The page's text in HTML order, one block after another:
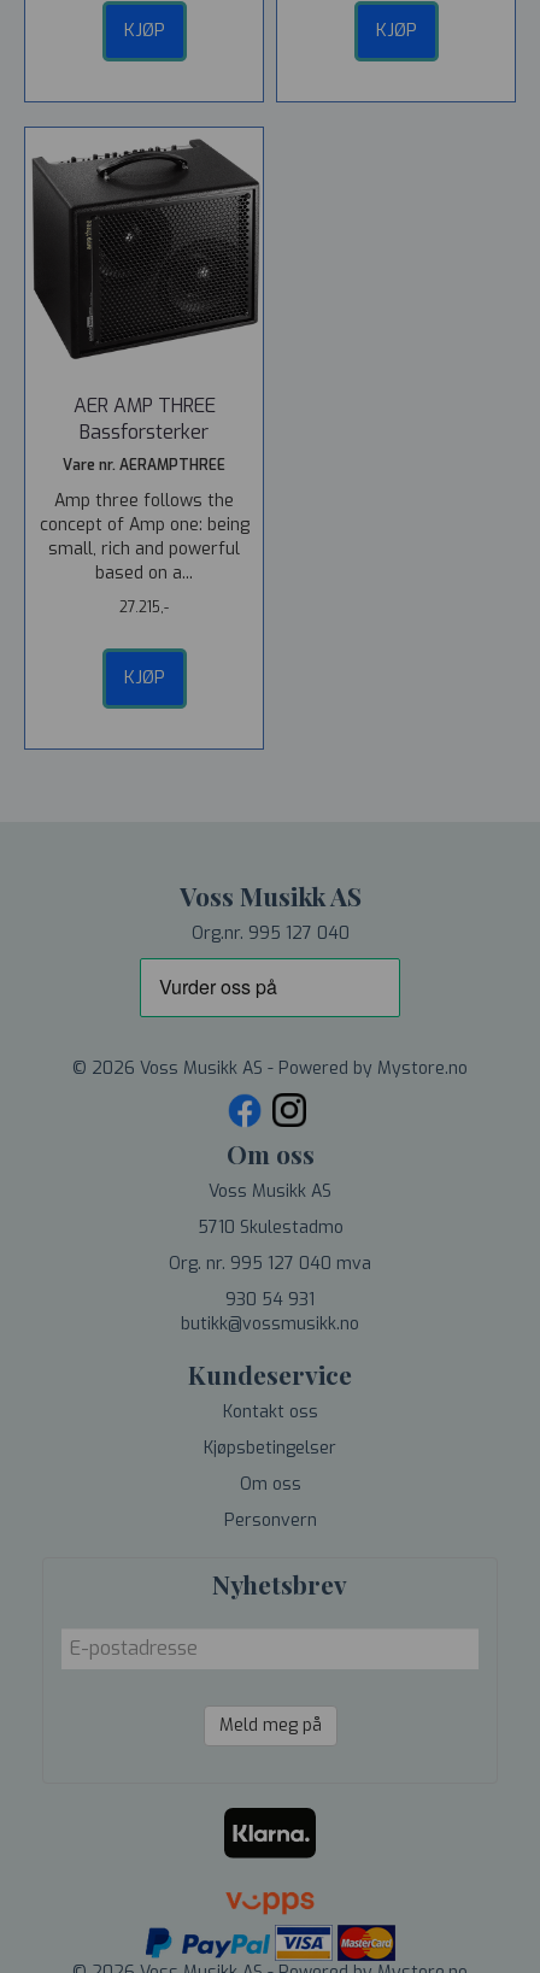
KJØP KJØP
AER AMP THREE
Bassforsterker
Vare nr. AERAMPTHREE
Amp three follows the
concept of Amp one: being
small, rich and powerful
based on a...
27.215,-
KJØP
Voss Musikk AS
Org.nr. 995 127 040
© 2026 Voss Musikk AS - Powered by Mystore.no
Om oss
Voss Musikk AS
5710 Skulestadmo
Org. nr. 995 127 040 mva
930 54 931
butikk@vossmusikk.no
Kundeservice
Kontakt oss
Kjøpsbetingelser
Om oss
Personvern
Nyhetsbrev
Meld meg på